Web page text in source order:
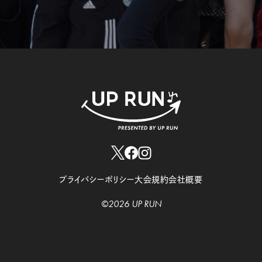
プライバシーポリシー大会規約会社概要
©2026 UP RUN